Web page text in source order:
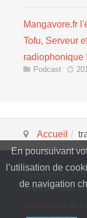
Mangavore.fr
Tofu, Serveur
radiophonique !
Podcast
Accueil
Copyright ©
France - Tous
Joomla!
est un
En poursuivant
l’utilisation de
de navigation